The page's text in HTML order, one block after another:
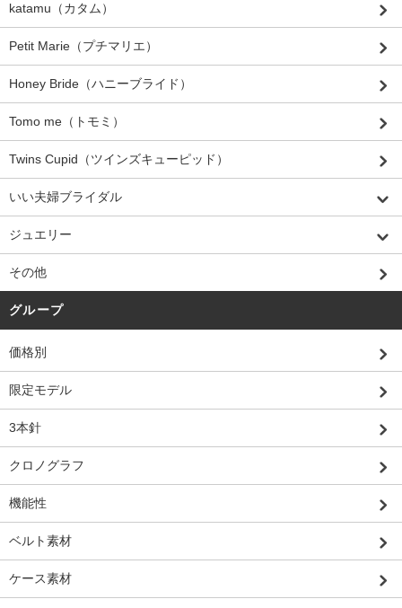
katamu（カタム）
Petit Marie（プチマリエ）
Honey Bride（ハニーブライド）
Tomo me（トモミ）
Twins Cupid（ツインズキューピッド）
いい夫婦ブライダル
ジュエリー
その他
グループ
価格別
限定モデル
3本針
クロノグラフ
機能性
ベルト素材
ケース素材